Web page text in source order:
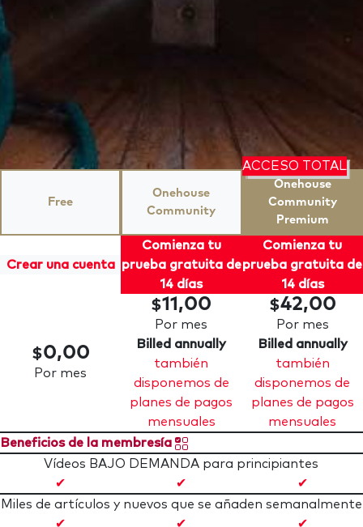
Free
Onehouse
Community
ACCESO TOTAL
Onehouse
Community
Premium
Crear una cuenta
Comienza tu
prueba gratuita de
14 días
Comienza tu
prueba gratuita de
14 días
$0,00
Por mes
$11,00
Por mes
Billed annually
también
disponemos de
planes de pagos
mensuales
$42,00
Por mes
Billed annually
también
disponemos de
planes de pagos
mensuales
Beneficios de la membresía
Vídeos BAJO DEMANDA para principiantes
✔
✔
✔
Miles de artículos y nuevos que se añaden semanalmente
✔
✔ ✔